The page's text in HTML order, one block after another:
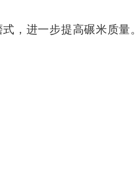
，进一步提高碾米质量。